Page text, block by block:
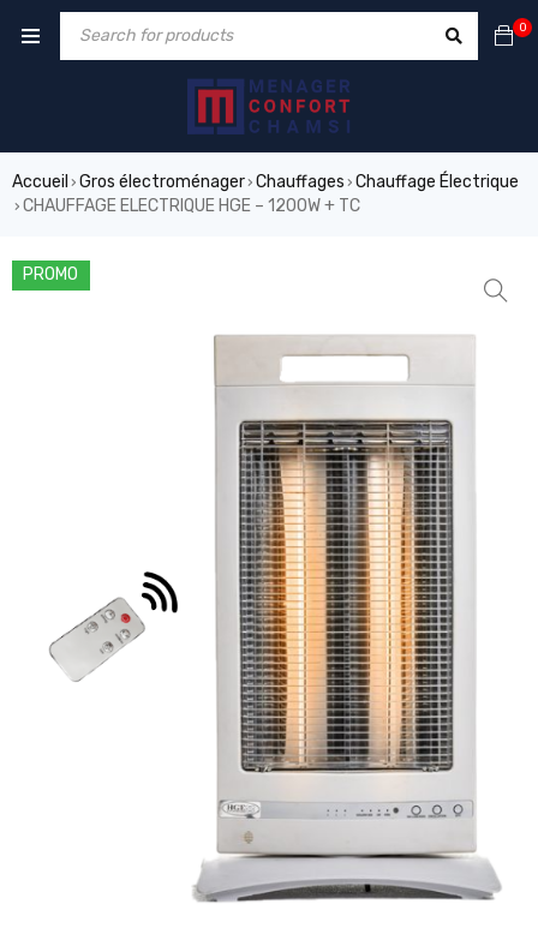
0
Accueil › Gros électroménager› Chauffages › Chauffage Électrique
› CHAUFFAGE ELECTRIQUE HGE – 1200W + TC
PROMO